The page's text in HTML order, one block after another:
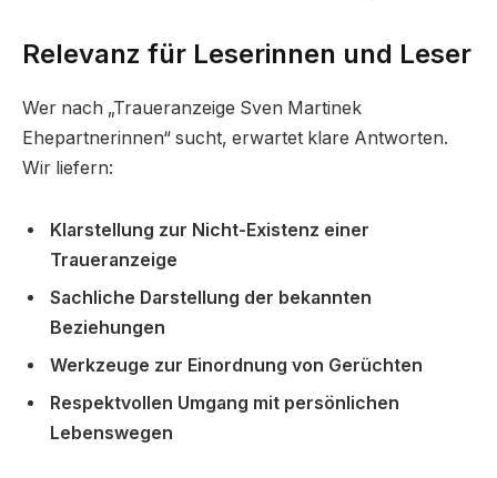
Relevanz für Leserinnen und Leser
Wer nach „Traueranzeige Sven Martinek
Ehepartnerinnen“ sucht, erwartet klare Antworten.
Wir liefern:
Klarstellung zur Nicht-Existenz einer
Traueranzeige
Sachliche Darstellung der bekannten
Beziehungen
Werkzeuge zur Einordnung von Gerüchten
Respektvollen Umgang mit persönlichen
Lebenswegen